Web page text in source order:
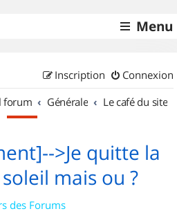
Menu
Connexion
Inscription
forum Générale Le café du site
>Je quitte la
mais ou ?
des Forums